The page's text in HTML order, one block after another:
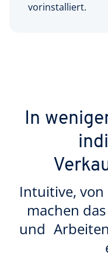
vorinstalliert.
In
Intuitive,
machen
und